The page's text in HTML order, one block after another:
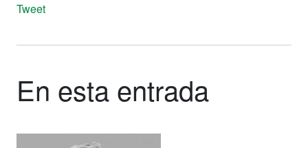
Tweet
En esta entrada